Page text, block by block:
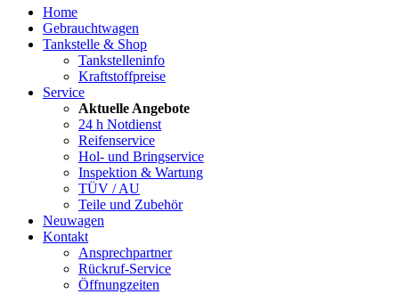
Home
Gebrauchtwagen
Tankstelle & Shop
Tankstelleninfo
Kraftstoffpreise
Service
Aktuelle Angebote
24 h Notdienst
Reifenservice
Hol- und Bringservice
Inspektion & Wartung
TÜV / AU
Teile und Zubehör
Neuwagen
Kontakt
Ansprechpartner
Rückruf-Service
Öffnungzeiten